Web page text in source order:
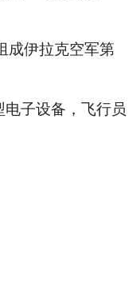
成伊拉克空军第
子设备，飞行员